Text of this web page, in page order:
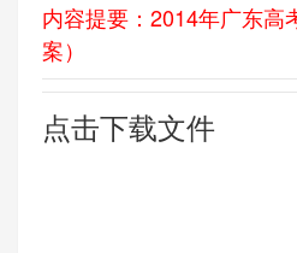
内容提要：2014年广东高
案）
点击下载文件